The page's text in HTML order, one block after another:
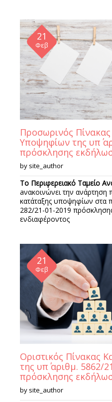
21
Φεβ
Προσωρινός
Υποψηφίων της υπ΄
πρόσκλησης
by site_author
Το Περιφερειακό Ταμείο
aνακοινώνει την
κατάταξης υποψηφίων στα
282/21-01-2019
ενδιαφέροντος
21
Φεβ
Οριστικός Πίνακας
της υπ΄ αριθμ. 5862/
πρόσκλησης
by site_author